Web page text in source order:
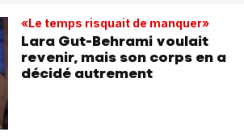
«Le temps risquait de manquer»
Lara Gut-Behrami voulait
revenir, mais son corps en a
décidé autrement